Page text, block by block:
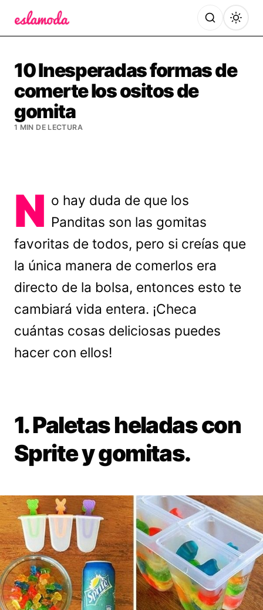
10 Inesperadas formas de
comerte los ositos de
gomita
1 MIN DE LECTURA
N o hay duda de que los
Panditas son las gomitas
favoritas de todos, pero si creías que
la única manera de comerlos era
directo de la bolsa, entonces esto te
cambiará vida entera. ¡Checa
cuántas cosas deliciosas puedes
hacer con ellos!
1. Paletas heladas con
Sprite y gomitas.